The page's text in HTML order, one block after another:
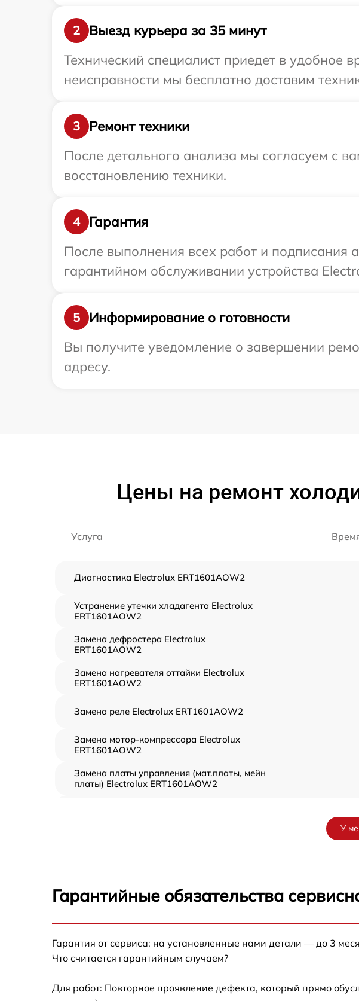
2
Выезд курьера за 35 минут
Технический специалист приедет в удобное
неисправности мы бесплатно доставим
3
Ремонт техники
После детального анализа мы согласуем с
восстановлению техники.
4
Гарантия
После выполнения всех работ и подписания
гарантийном обслуживании устройства
5
Информирование о готовности
Вы получите уведомление о завершении
адресу.
Цены на ремонт
Услуга
Диагностика Electrolux ERT1601AOW2
Устранение утечки хладагента Electrolux
ERT1601AOW2
Замена дефростера Electrolux
ERT1601AOW2
Замена нагревателя оттайки Electrolux
ERT1601AOW2
Замена реле Electrolux ERT1601AOW2
Замена мотор-компрессора Electrolux
ERT1601AOW2
Замена платы управления (мат.платы, мейн
платы) Electrolux ERT1601AOW2
Замена электросхемы Electrolux
ERT1601AOW2
У
Гарантийные обязательства
Гарантия от сервиса: на установленные нами детали — до 3
Что считается гарантийным случаем?
Для работ: Повторное проявление дефекта, который прямо